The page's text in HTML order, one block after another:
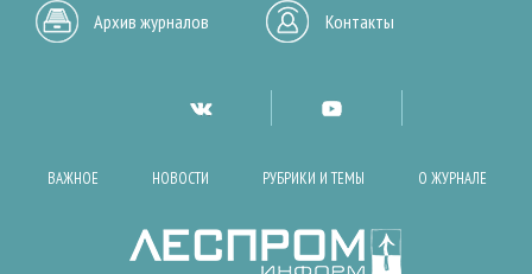
Архив журналов Контакты
ВАЖНОЕ НОВОСТИ РУБРИКИ И ТЕМЫ О ЖУРНАЛЕ